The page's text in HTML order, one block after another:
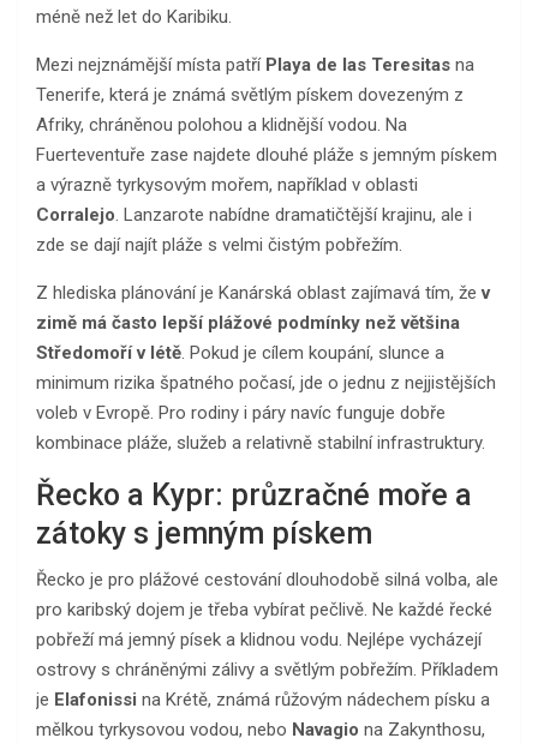
méně než let do Karibiku.
Mezi nejznámější místa patří Playa de las Teresitas na
Tenerife, která je známá světlým pískem dovezeným z
Afriky, chráněnou polohou a klidnější vodou. Na
Fuerteventuře zase najdete dlouhé pláže s jemným pískem
a výrazně tyrkysovým mořem, například v oblasti
Corralejo. Lanzarote nabídne dramatičtější krajinu, ale i
zde se dají najít pláže s velmi čistým pobřežím.
Z hlediska plánování je Kanárská oblast zajímavá tím, žev
zimě má často lepší plážové podmínky než většina
Středomoří v létě. Pokud je cílem koupání, slunce a
minimum rizika špatného počasí, jde o jednu z nejjistějších
voleb v Evropě. Pro rodiny i páry navíc funguje dobře
kombinace pláže, služeb a relativně stabilní infrastruktury.
Řecko a Kypr: průzračné moře a
zátoky s jemným pískem
Řecko je pro plážové cestování dlouhodobě silná volba, ale
pro karibský dojem je třeba vybírat pečlivě. Ne každé řecké
pobřeží má jemný písek a klidnou vodu. Nejlépe vycházejí
ostrovy s chráněnými zálivy a světlým pobřežím. Příkladem
je Elafonissi na Krétě, známá růžovým nádechem písku a
mělkou tyrkysovou vodou, nebo Navagio na Zakynthosu,